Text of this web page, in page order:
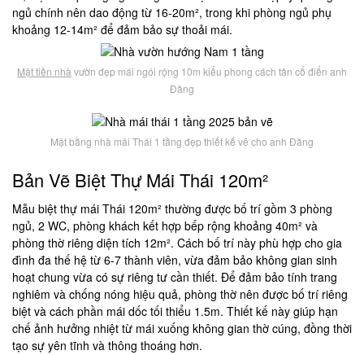
ngủ chính nên dao động từ 16-20m², trong khi phòng ngủ phụ
khoảng 12-14m² để đảm bảo sự thoải mái.
Mặt tiền nhà vườn đẹp mái ngói rộng 10m kiểu phong cách tân cổ điển anh
Đăng
Mặt bằng nhà mái Thái 1 tầng đẹp thiết kế vẽ cho anh Đăng
Bản Vẽ Biệt Thự Mái Thái 120m²
Mẫu biệt thự mái Thái 120m² thường được bố trí gồm 3 phòng
ngủ, 2 WC, phòng khách kết hợp bếp rộng khoảng 40m² và
phòng thờ riêng diện tích 12m². Cách bố trí này phù hợp cho gia
đình đa thế hệ từ 6-7 thành viên, vừa đảm bảo không gian sinh
hoạt chung vừa có sự riêng tư cần thiết. Để đảm bảo tính trang
nghiêm và chống nóng hiệu quả, phòng thờ nên được bố trí riêng
biệt và cách phần mái dốc tối thiểu 1.5m. Thiết kế này giúp hạn
chế ảnh hưởng nhiệt từ mái xuống không gian thờ cúng, đồng thời
tạo sự yên tĩnh và thông thoáng hơn.